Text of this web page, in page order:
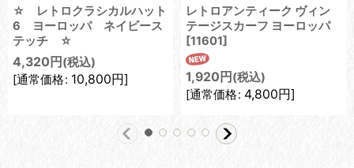
☆ レトロクラシカルハット
6 ヨーロッパ ネイビース
テッチ ☆
4,320 円 (税込)
[通常価格: 10,800円]
レトロアンティーク ヴィン
テージスカーフ ヨーロッパ
[11601]
1,920 円 (税込)
[通常価格: 4,800円]